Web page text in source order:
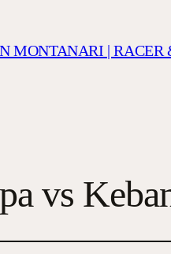
MONTANARI | RACER
vs